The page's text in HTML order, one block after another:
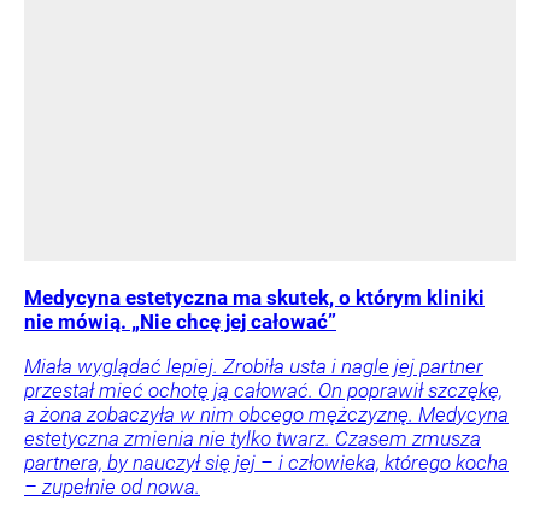
Medycyna estetyczna ma skutek, o którym kliniki
nie mówią. „Nie chcę jej całować”
Miała wyglądać lepiej. Zrobiła usta i nagle jej partner
przestał mieć ochotę ją całować. On poprawił szczękę,
a żona zobaczyła w nim obcego mężczyznę. Medycyna
estetyczna zmienia nie tylko twarz. Czasem zmusza
partnera, by nauczył się jej – i człowieka, którego kocha
– zupełnie od nowa.